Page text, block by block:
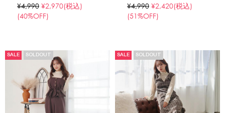
¥4,990 ¥2,970(税込)
(40%OFF)
¥4,990 ¥2,420(税込)
(51%OFF)
SALE SOLDOUT SALE SOLDOUT